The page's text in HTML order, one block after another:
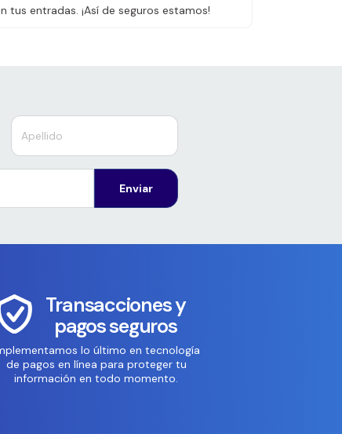
tus entradas. ¡Así de seguros estamos!
Enviar
Transacciones y
pagos seguros
lo último en tecnología
de pagos en línea para proteger tu
información en todo momento.